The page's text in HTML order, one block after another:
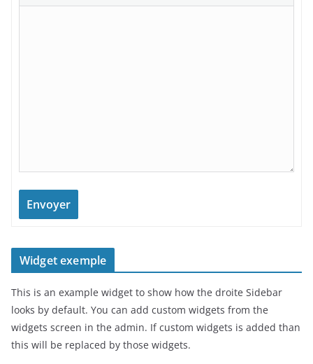
Envoyer
Widget exemple
This is an example widget to show how the droite Sidebar
looks by default. You can add custom widgets from the
widgets screen in the admin. If custom widgets is added than
this will be replaced by those widgets.